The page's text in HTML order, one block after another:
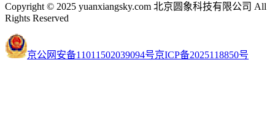
Copyright © 2025 yuanxiangsky.com 北京圆象科技有限公司 All
Rights Reserved
京公网安备11011502039094号京ICP备2025118850号